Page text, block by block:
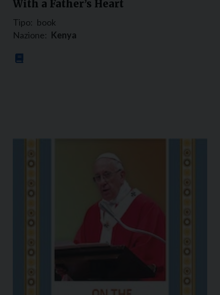
With a Father’s Heart
Tipo: book
Nazione: Kenya